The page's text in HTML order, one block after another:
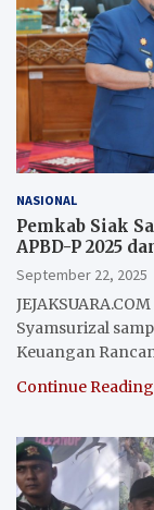
NASIONAL
Pemkab Siak
APBD-P 2025
September 22, 2025
Syamsurizal
Keuangan
Continue Reading